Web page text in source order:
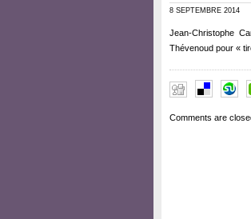
8 SEPTEMBRE 2014
Jean-Christophe
Thévenoud pour «
Comments are